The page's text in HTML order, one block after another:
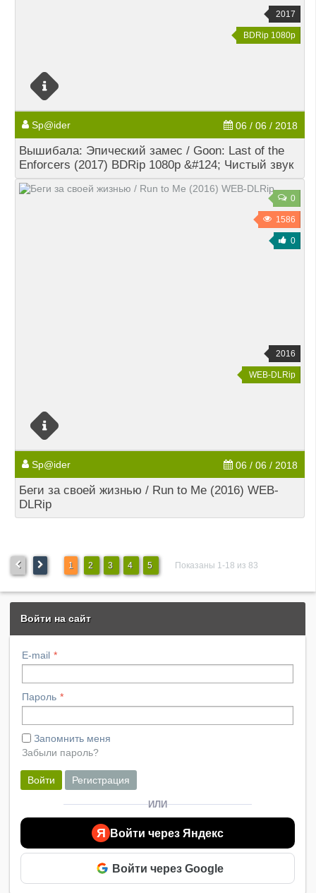
2017
BDRip 1080p
Sp@ider 06 / 06 / 2018
Вышибала: Эпический замес / Goon: Last of the
Enforcers (2017) BDRip 1080p &#124; Чистый звук
0
1586
0
2016
WEB-DLRip
Sp@ider 06 / 06 / 2018
Беги за своей жизнью / Run to Me (2016) WEB-
DLRip
1 2 3 4 5 Показаны 1-18 из 83
Войти на сайт
E-mail
Пароль
Запомнить меня
Забыли пароль?
Войти Регистрация
ИЛИ
Я Войти через Яндекс
Войти через Google